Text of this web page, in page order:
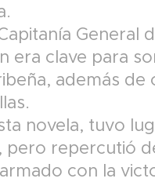
General
era clave para
además
novela, tuvo
pero repercutió
con la